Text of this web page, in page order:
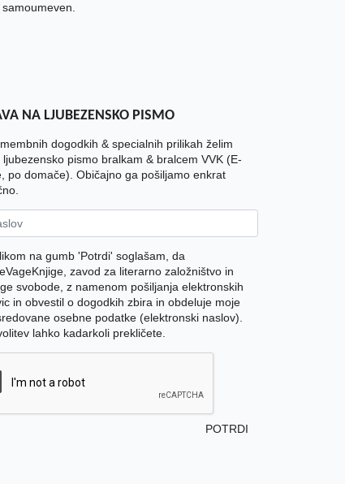
NA LJUBEZENSKO PISMO
dogodkih & specialnih prilikah želim
ljubezensko pismo bralkam & bralcem VVK (E-
po domače). Običajno ga pošiljamo enkrat
na gumb 'Potrdi' soglašam, da
zavod za literarno založništvo in
svobode, z namenom pošiljanja elektronskih
in obvestil o dogodkih zbira in obdeluje moje
osebne podatke (elektronski naslov).
lahko kadarkoli prekličete.
POTRDI